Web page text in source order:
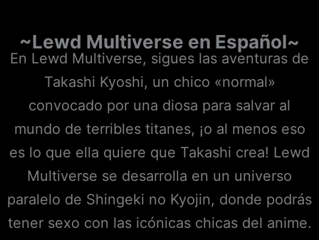
~Lewd Multiverse en Español~
En Lewd Multiverse, sigues las aventuras de
Takashi Kyoshi, un chico «normal»
convocado por una diosa para salvar al
mundo de terribles titanes, ¡o al menos eso
es lo que ella quiere que Takashi crea! Lewd
Multiverse se desarrolla en un universo
paralelo de Shingeki no Kyojin, donde podrás
tener sexo con las icónicas chicas del anime.